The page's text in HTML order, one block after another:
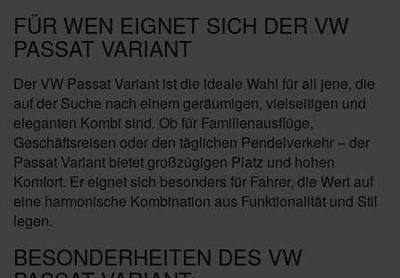
FÜR WEN EIGNET SICH DER VW
PASSAT VARIANT
Der VW Passat Variant ist die ideale Wahl für all jene, die
auf der Suche nach einem geräumigen, vielseitigen und
eleganten Kombi sind. Ob für Familienausflüge,
Geschäftsreisen oder den täglichen Pendelverkehr – der
Passat Variant bietet großzügigen Platz und hohen
Komfort. Er eignet sich besonders für Fahrer, die Wert auf
eine harmonische Kombination aus Funktionalität und Stil
legen.
BESONDERHEITEN DES VW